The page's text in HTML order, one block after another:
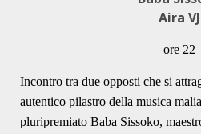
Aira VJ
ore 22
Incontro tra due opposti che si
autentico pilastro della musica
pluripremiato Baba Sissoko,